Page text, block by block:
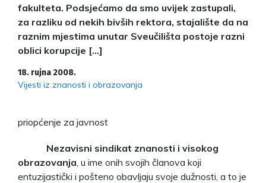
fakulteta. Podsjećamo da smo uvijek zastupali,
za razliku od nekih bivših rektora, stajalište da na
raznim mjestima unutar Sveučilišta postoje razni
oblici korupcije […]
18. rujna 2008.
Vijesti iz znanosti i obrazovanja
priopćenje za javnost
Nezavisni sindikat znanosti i visokog
obrazovanja , u ime onih svojih članova koji
entuzijastički i pošteno obavljaju svoje dužnosti, a to je